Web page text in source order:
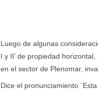
Luego de algunas
I y II’ de propiedad
en el sector de Plenomar,
Dice el pronunciamiento